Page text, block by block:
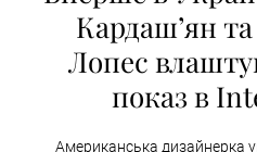
Кардаш’ян
Лопес
показ в
Американська дизайнерка